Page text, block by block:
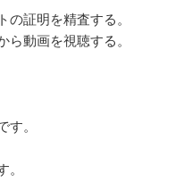
の証明を精査する。
ら動画を視聴する。
す。
。